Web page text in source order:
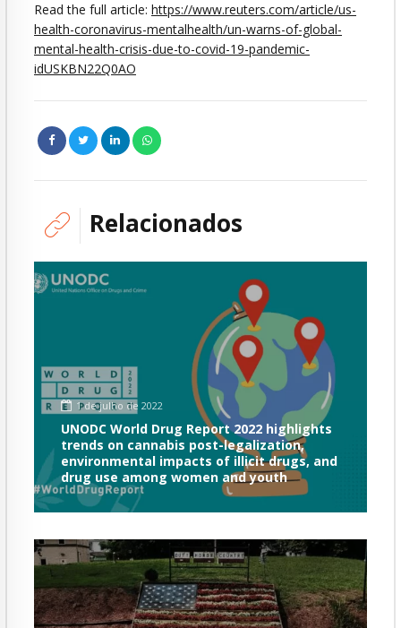
Read the full article: https://www.reuters.com/article/us-
health-coronavirus-mentalhealth/un-warns-of-global-
mental-health-crisis-due-to-covid-19-pandemic-
idUSKBN22Q0AO
Relacionados
1 de julho de 2022
UNODC World Drug Report 2022 highlights
trends on cannabis post-legalization,
environmental impacts of illicit drugs, and
drug use among women and youth